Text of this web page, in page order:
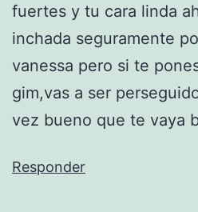
fuertes y tu cara linda
inchada seguramente
vanessa pero si te
gim,vas a ser
vez bueno que te vaya
Responder